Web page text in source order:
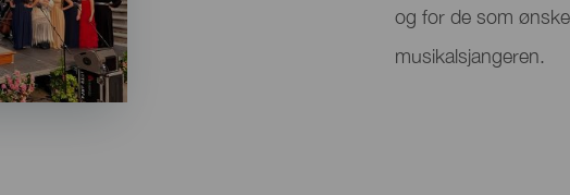
og for de som
musikalsjangeren.